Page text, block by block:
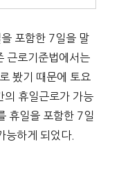
을 포함한 7일을 말
근로기준법에서는
봤기 때문에 토요
의 휴일근로가 가능
휴일을 포함한 7일
능하게 되었다.